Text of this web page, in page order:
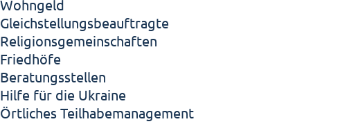
Wohngeld
Gleichstellungsbeauftragte
Religionsgemeinschaften
Friedhöfe
Beratungsstellen
Hilfe für die Ukraine
Örtliches Teilhabemanagement